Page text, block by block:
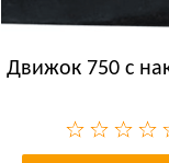
Движок 750 с